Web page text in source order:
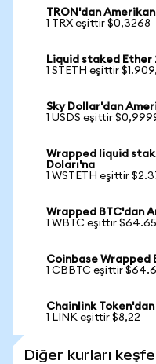
TRON'dan
1 TRX eşittir $0,3268
Liquid staked Ether
1 STETH eşittir
Sky Dollar'dan
1 USDS eşittir
Wrapped liquid
Doları'na
1 WSTETH eşittir
Wrapped BTC'dan
1 WBTC eşittir
Coinbase Wrapped
1 CBBTC eşittir
Chainlink
1 LINK eşittir $8,22
Diğer kurları